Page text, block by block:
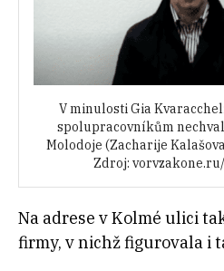
V minulosti Gia
spolupracovníkům
Molodoje (Zacharije
Zdroj:
Na adrese v Kolmé ulici
firmy, v nichž figurovala i